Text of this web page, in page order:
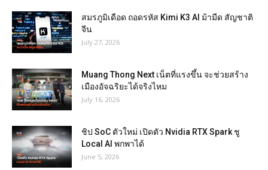
สมรภูมิเดือด ถอดรหัส Kimi K3 AI ม้ามืด สัญชาติ
จีน
July 27, 2026
Muang Thong Next เน็ตที่แรงขึ้น จะช่วยสร้าง
เมืองอัจฉริยะได้จริงไหม
July 16, 2026
ชิป SoC ตัวใหม่ เปิดตัว Nvidia RTX Spark ชู
Local AI พกพาได้
June 5, 2026